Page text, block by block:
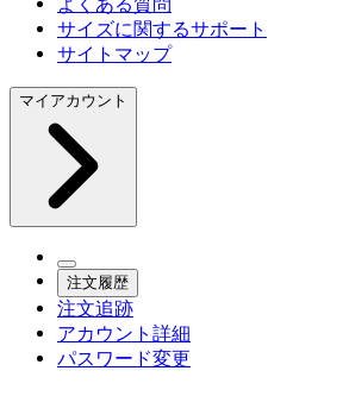
サイズに関するサポート
サイトマップ
マイアカウント
注文履歴
注文追跡
アカウント詳細
パスワード変更